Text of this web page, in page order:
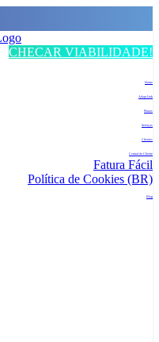
CHECAR VIABILIDADE!
Home
Adapt Link
Planos
Serviços
Clientes
Central do Cliente
Fatura Fácil
Política de Cookies (BR)
Blog